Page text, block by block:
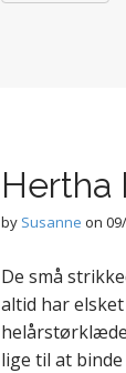
Hertha
by Susanne on
De små
altid har
lige til at